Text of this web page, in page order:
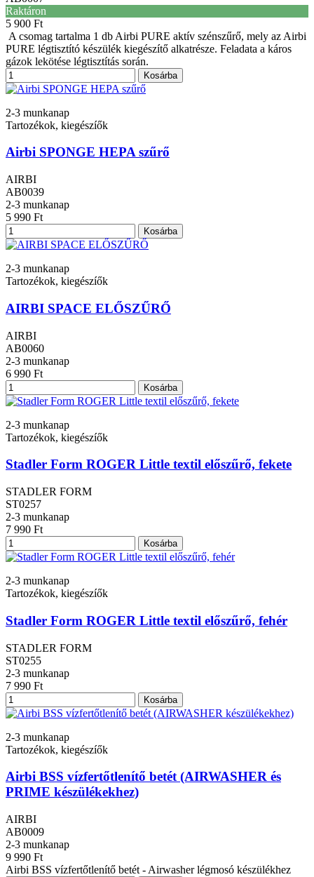
Raktáron
5 900 Ft
A csomag tartalma 1 db Airbi PURE aktív szénszűrő, mely az Airbi
PURE légtisztító készülék kiegészítő alkatrésze. Feladata a káros
gázok lekötése légtisztítás során.
Kosárba
2-3 munkanap
Tartozékok, kiegészíők
Airbi SPONGE HEPA szűrő
AIRBI
AB0039
2-3 munkanap
5 990 Ft
Kosárba
2-3 munkanap
Tartozékok, kiegészíők
AIRBI SPACE ELŐSZŰRŐ
AIRBI
AB0060
2-3 munkanap
6 990 Ft
Kosárba
2-3 munkanap
Tartozékok, kiegészíők
Stadler Form ROGER Little textil előszűrő, fekete
STADLER FORM
ST0257
2-3 munkanap
7 990 Ft
Kosárba
2-3 munkanap
Tartozékok, kiegészíők
Stadler Form ROGER Little textil előszűrő, fehér
STADLER FORM
ST0255
2-3 munkanap
7 990 Ft
Kosárba
2-3 munkanap
Tartozékok, kiegészíők
Airbi BSS vízfertőtlenítő betét (AIRWASHER és
PRIME készülékekhez)
AIRBI
AB0009
2-3 munkanap
9 990 Ft
Airbi BSS vízfertőtlenítő betét - Airwasher légmosó készülékhez